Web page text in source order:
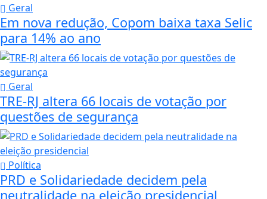
Geral
Em nova redução, Copom baixa taxa Selic
para 14% ao ano
Geral
TRE-RJ altera 66 locais de votação por
questões de segurança
Política
PRD e Solidariedade decidem pela
neutralidade na eleição presidencial